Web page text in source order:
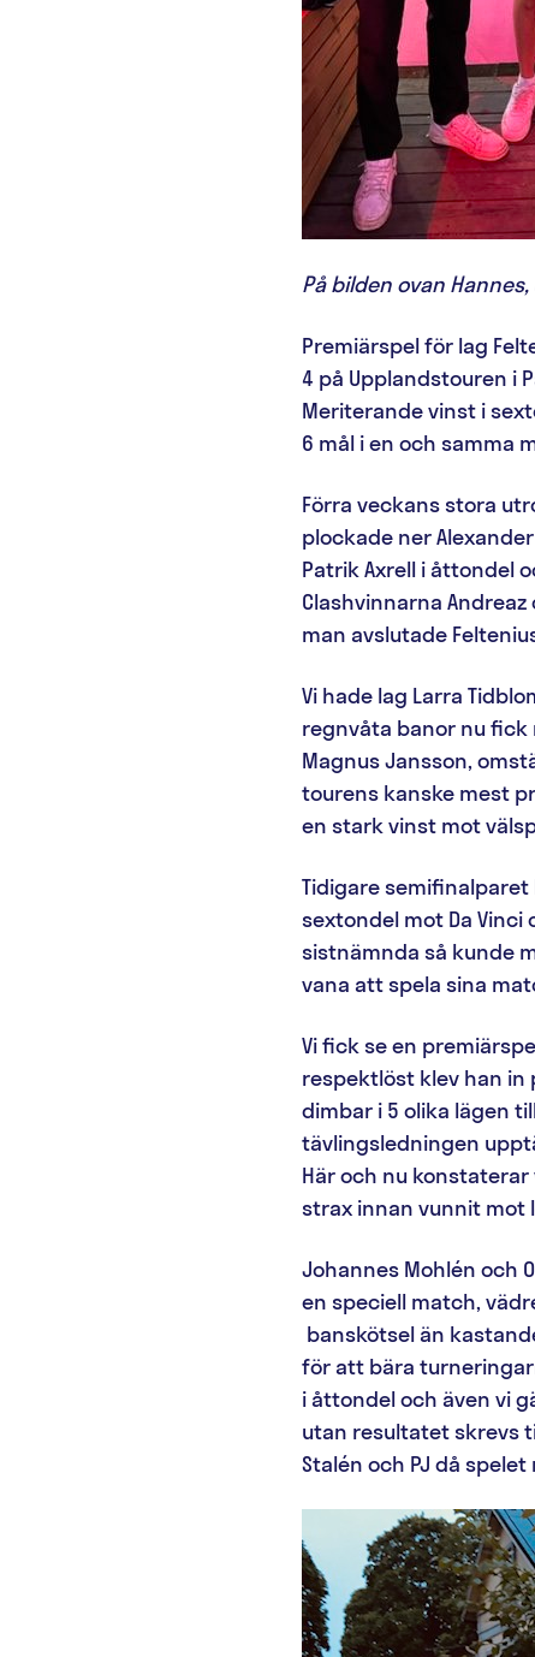
På bilden ovan
Premiärspel för lag
4 på Upplandstouren i
Meriterande vinst i
6 mål i en och samma
Förra veckans stora
plockade ner
Patrik Axrell i åttondel
Clashvinnarna
man avslutade
Vi hade lag Larra
regnvåta banor nu fick
Magnus Jansson,
tourens kanske mest
en stark vinst mot
Tidigare semifinalparet
sextondel mot Da Vinci
sistnämnda så kunde
vana att spela sina
Vi fick se en
respektlöst klev han in
dimbar i 5 olika lägen
tävlingsledningen
Här och nu
strax innan vunnit mot
Johannes Mohlén och
en speciell match,
banskötsel än
för att bära
i åttondel och även vi
utan resultatet skrevs
Stalén och PJ då